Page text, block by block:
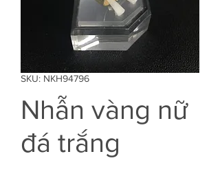
SKU: NKH94796
Nhẫn vàng nữ
đá trắng